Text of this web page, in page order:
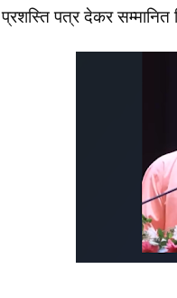
प्रशस्ति पत्र देकर सम्मानित